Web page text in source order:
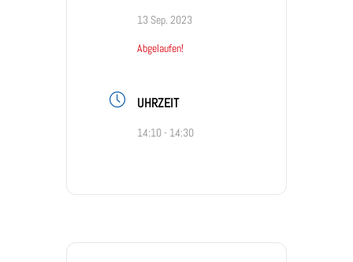
13 Sep. 2023
Abgelaufen!
UHRZEIT
14:10 - 14:30